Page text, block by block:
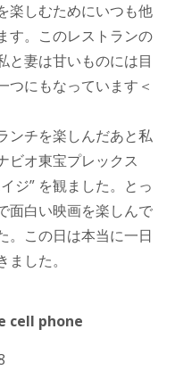
しむためにいつも他
す。このレストランの
と妻は甘いものには目
つにもなっています＜
ンチを楽しんだあと私
ビオ東宝プレックス
ジ” を観ました。とっ
面白い映画を楽しんで
。この日は本当に一日
した。
cell phone